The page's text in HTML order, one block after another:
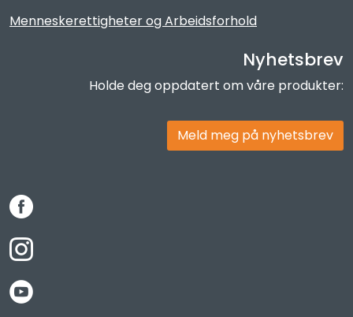
Menneskerettigheter og Arbeidsforhold
Nyhetsbrev
Holde deg oppdatert om våre produkter:
Meld meg på nyhetsbrev